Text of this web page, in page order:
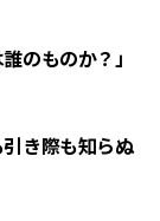
のものか？」
き際も知らぬ